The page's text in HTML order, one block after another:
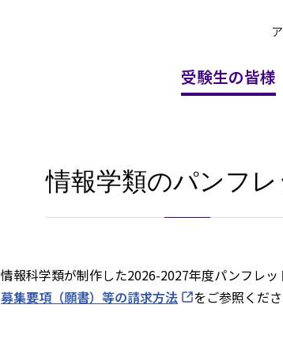
受験生の皆様
情報学類のパンフレ
情報科学類が制作した2026-2027年度パンフレ
募集要項（願書）等の請求方法
をご参照くださ